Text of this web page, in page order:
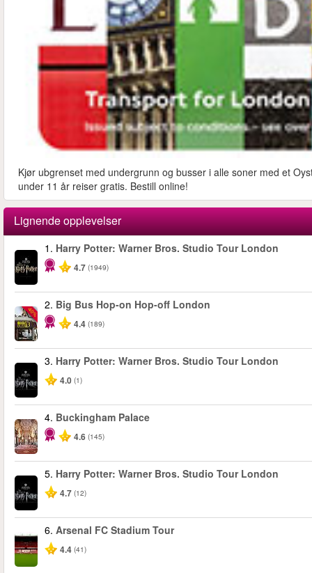
Kjør ubgrenset med undergrunn og busser i alle soner med et
under 11 år reiser gratis. Bestill online!
Lignende opplevelser
1. Harry Potter: Warner Bros. Studio Tour London
4.7 (1949)
-40%
2. Big Bus Hop-on Hop-off London
4.4 (189)
3. Harry Potter: Warner Bros. Studio Tour London
4.0 (1)
4. Buckingham Palace
4.6 (145)
5. Harry Potter: Warner Bros. Studio Tour London
4.7 (12)
6. Arsenal FC Stadium Tour
4.4 (41)